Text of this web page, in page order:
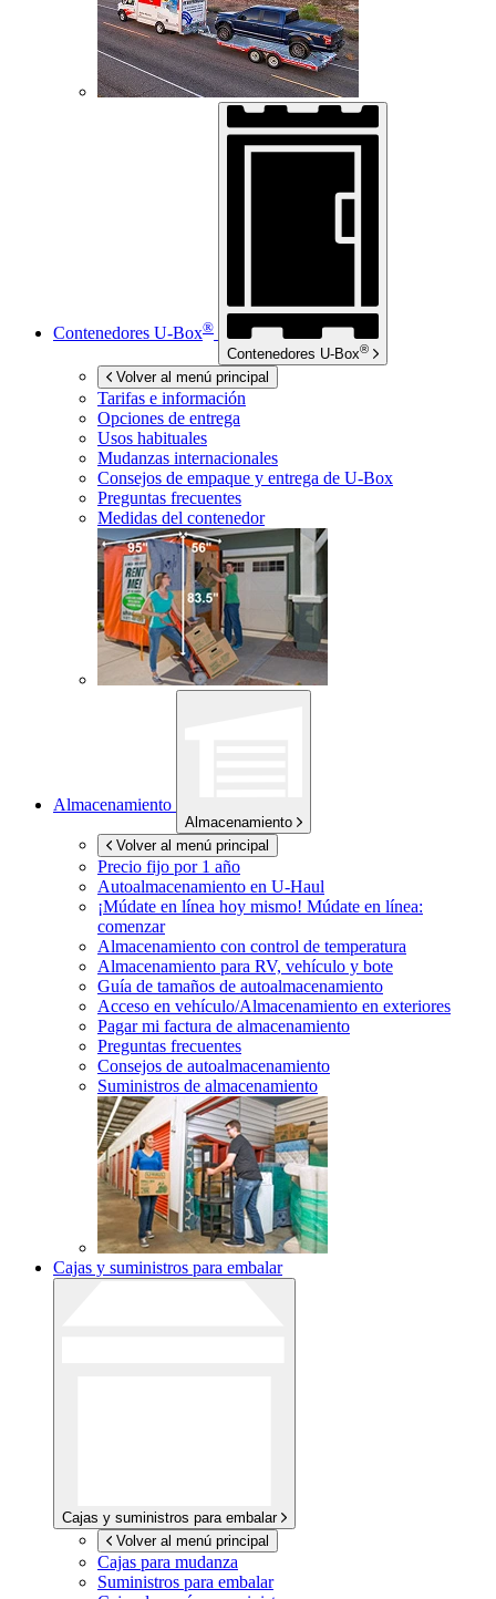
Contenedores U-Box®
Contenedores U-Box®
Volver al menú principal
Tarifas e información
Opciones de entrega
Usos habituales
Mudanzas internacionales
Consejos de empaque y entrega de U-Box
Preguntas frecuentes
Medidas del contenedor
Almacenamiento
Almacenamiento
Volver al menú principal
Precio fijo por 1 año
Autoalmacenamiento en U-Haul
¡Múdate en línea hoy mismo! Múdate en línea:
comenzar
Almacenamiento con control de temperatura
Almacenamiento para RV, vehículo y bote
Guía de tamaños de autoalmacenamiento
Acceso en vehículo/Almacenamiento en exteriores
Pagar mi factura de almacenamiento
Preguntas frecuentes
Consejos de autoalmacenamiento
Suministros de almacenamiento
Cajas y suministros para embalar
Cajas y suministros para embalar
Volver al menú principal
Cajas para mudanza
Suministros para embalar